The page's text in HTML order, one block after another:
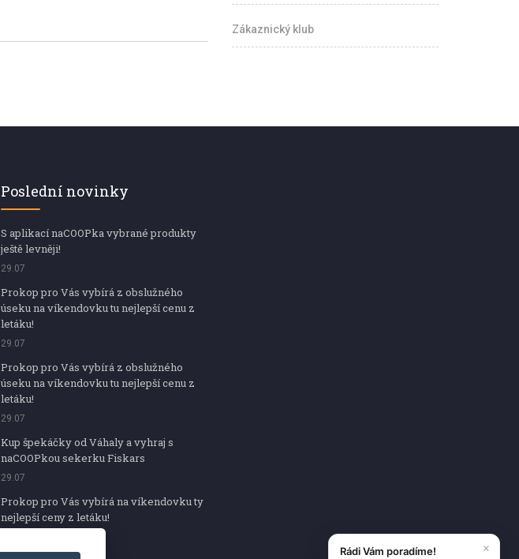
Zákaznický klub
Poslední novinky
S aplikací naCOOPka vybrané produkty
ještě levněji!
29.07
Prokop pro Vás vybírá z obslužného
úseku na víkendovku tu nejlepší cenu z
letáku!
29.07
Prokop pro Vás vybírá z obslužného
úseku na víkendovku tu nejlepší cenu z
letáku!
29.07
Kup špekáčky od Váhaly a vyhraj s
naCOOPkou sekerku Fiskars
29.07
Prokop pro Vás vybírá na víkendovku ty
nejlepší ceny z letáku!